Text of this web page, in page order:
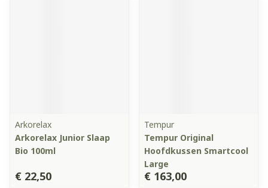
Arkorelax
Arkorelax Junior Slaap
Bio 100ml
€ 22,50
Tempur
Tempur Original
Hoofdkussen Smartcool
Large
€ 163,00